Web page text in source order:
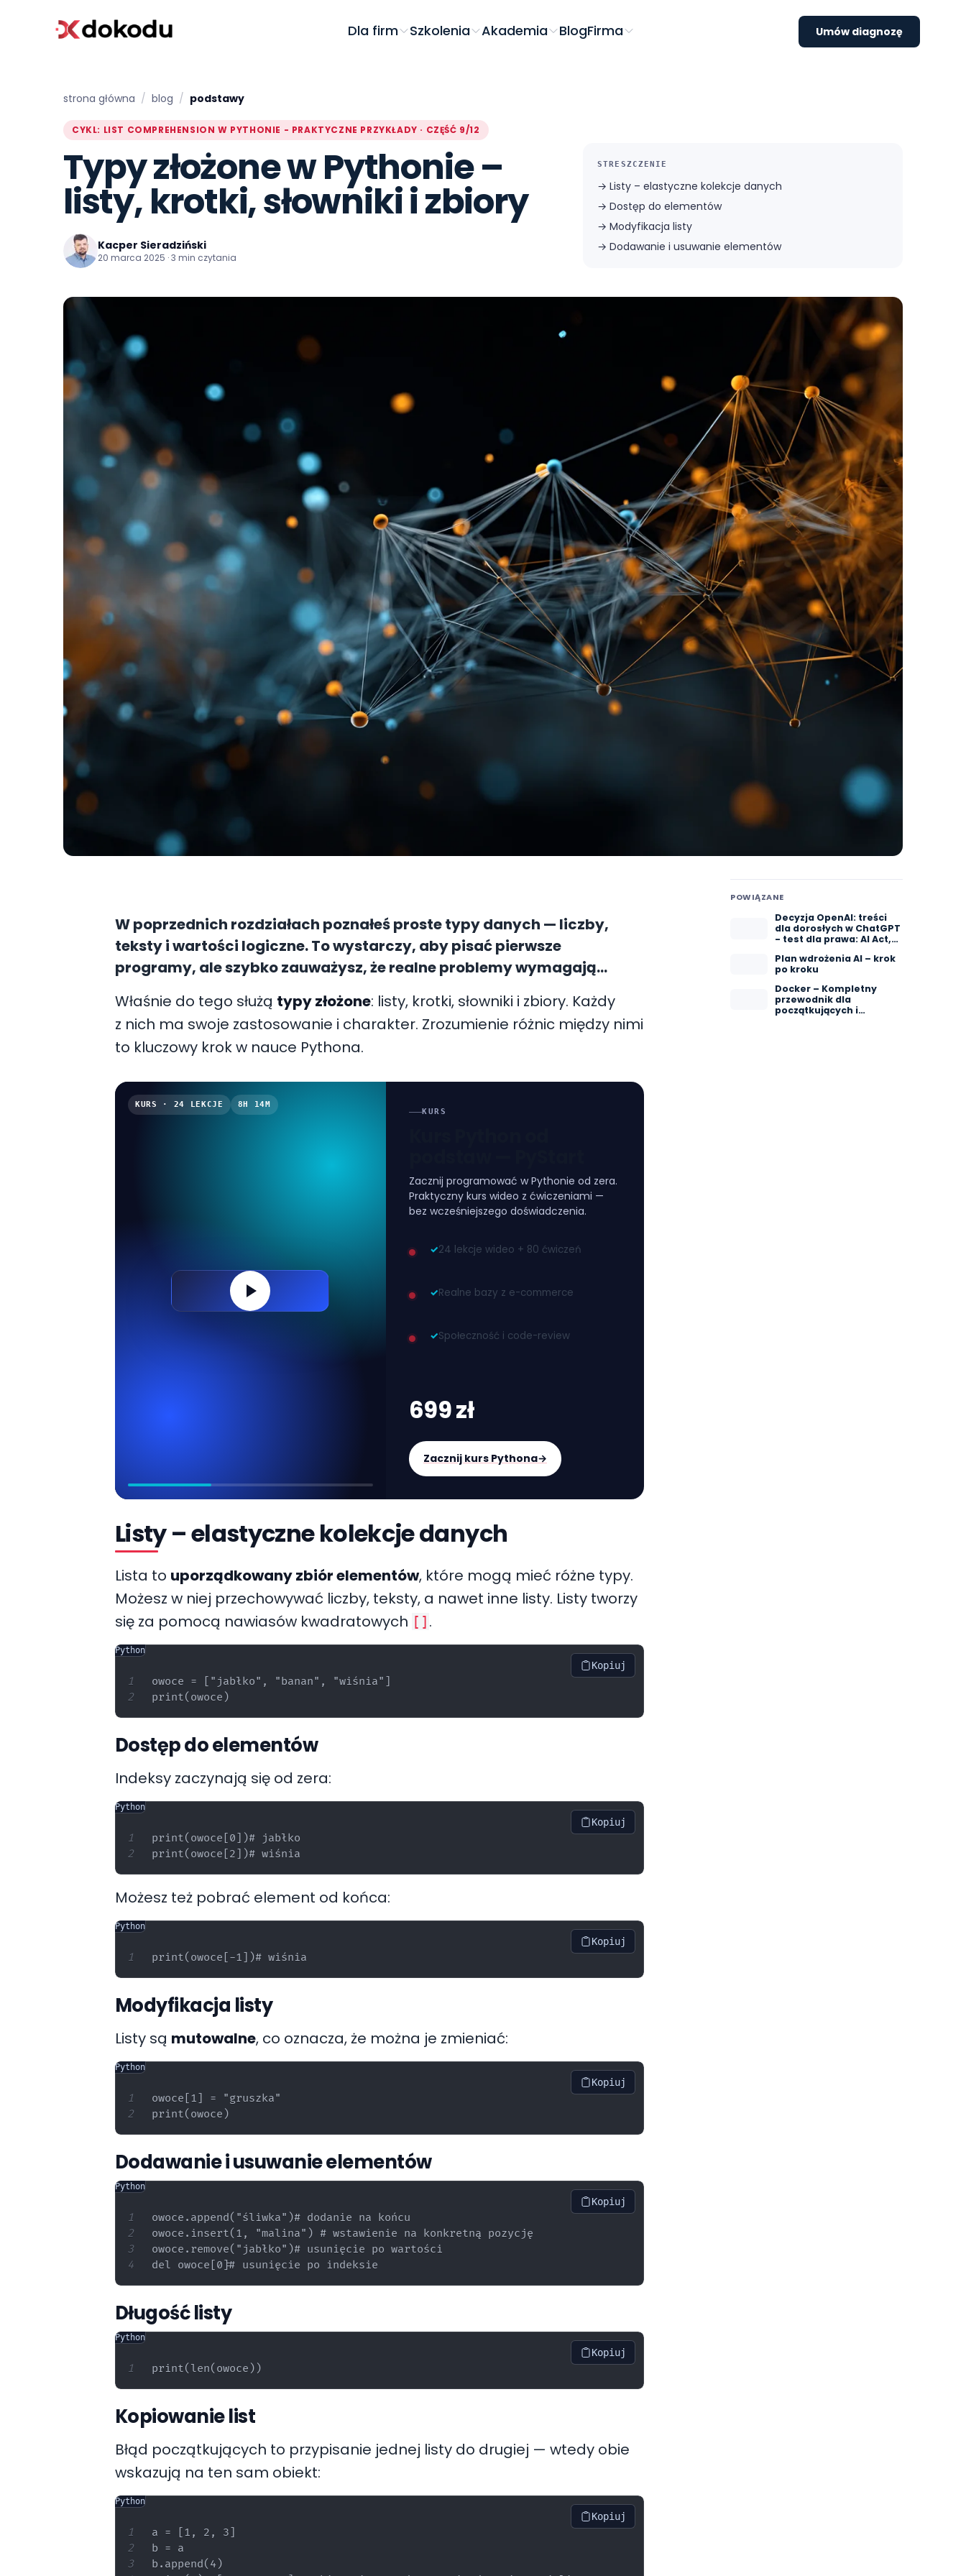
Dla firm Szkolenia Akademia BlogFirma Umów diagnozę
strona główna / blog / podstawy
CYKL: LIST COMPREHENSION W PYTHONIE - PRAKTYCZNE PRZYKŁADY · CZĘŚĆ 9/12
Typy złożone w Pythonie –
listy, krotki, słowniki i zbiory
Kacper Sieradziński
20 marca 2025 · 3 min czytania
STRESZCZENIE
→Listy – elastyczne kolekcje danych
→Dostęp do elementów
→Modyfikacja listy
→Dodawanie i usuwanie elementów
W poprzednich rozdziałach poznałeś proste typy danych — liczby,
teksty i wartości logiczne. To wystarczy, aby pisać pierwsze
programy, ale szybko zauważysz, że realne problemy wymagają
napis — potrzebujesz struktur, które potrafią przechowywać całe
kolekcjewartości i pozwalają je przetwarzać w sposób elastyczny
i logiczny.
Właśnie do tego służą typy złożone: listy, krotki, słowniki i zbiory. Każdy
z nich ma swoje zastosowanie i charakter. Zrozumienie różnic między nimi
to kluczowy krok w nauce Pythona.
KURS · 24 LEKCJE 8H 14M
KURS
Zacznij programować w Pythonie od zera.
Praktyczny kurs wideo z ćwiczeniami —
bez wcześniejszego doświadczenia.
✓24 lekcje wideo + 80 ćwiczeń
✓Realne bazy z e-commerce
✓Społeczność i code-review
699 zł
Zacznij kurs Pythona→
Listy – elastyczne kolekcje danych
Lista to uporządkowany zbiór elementów, które mogą mieć różne typy.
Możesz w niej przechowywać liczby, teksty, a nawet inne listy. Listy tworzy
się za pomocą nawiasów kwadratowych [] .
Python
Kopiuj
owoce = ["jabłko", "banan", "wiśnia"]
Dostęp do elementów
Indeksy zaczynają się od zera:
Python
Kopiuj
print(owoce[0])# jabłko
Możesz też pobrać element od końca:
Python
Kopiuj
Modyfikacja listy
Listy są mutowalne, co oznacza, że można je zmieniać:
Python
Kopiuj
owoce[1] = "gruszka"
Dodawanie i usuwanie elementów
Python
Kopiuj
owoce.append("śliwka")# dodanie na końcu
owoce.insert(1, "malina") # wstawienie na konkretną pozycję
owoce.remove("jabłko")# usunięcie po wartości
Długość listy
Python
Kopiuj
Kopiowanie list
Błąd początkujących to przypisanie jednej listy do drugiej — wtedy obie
wskazują na ten sam obiekt:
Python
Kopiuj
a = [1, 2, 3]
b = a
b.append(4)
POWIĄZANE
Decyzja OpenAI: treści
dla dorosłych w ChatGPT
- test dla prawa: AI Act,
Plan wdrożenia AI – krok
po kroku
Docker – Kompletny
przewodnik dla
początkujących i